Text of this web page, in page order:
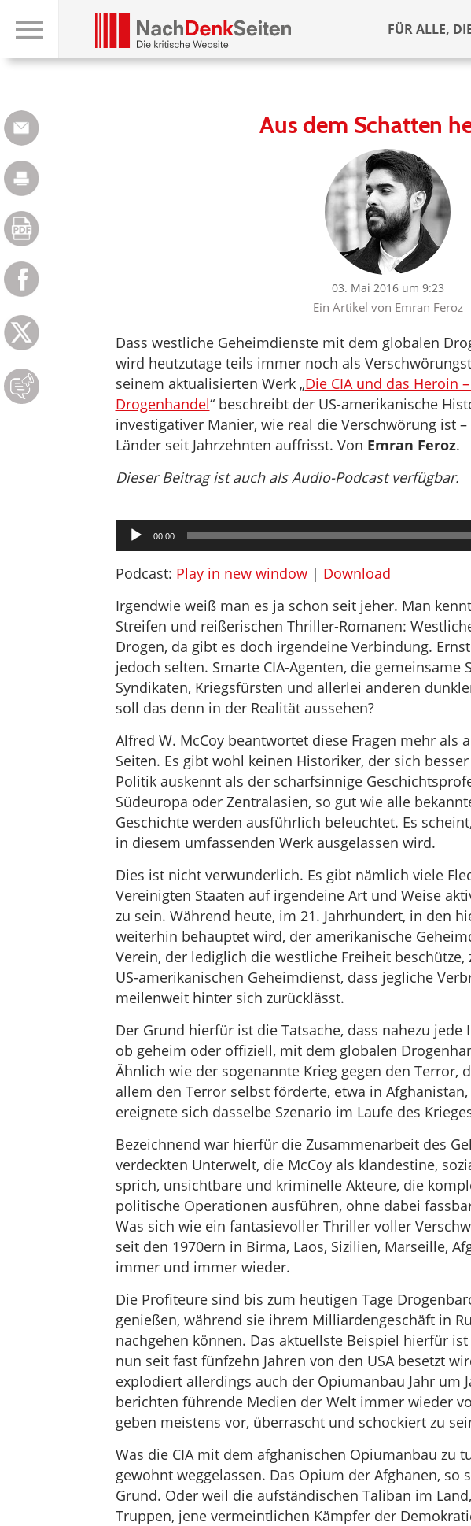
FÜR ALLE,
Aus dem Schatten
03. Mai 2016 um 9:23
Ein Artikel von Emran Feroz
Dass westliche Geheimdienste mit dem globalen
wird heutzutage teils immer noch als
seinem aktualisierten Werk „Die CIA und das Heroin
Drogenhandel“ beschreibt der US-amerikanische
investigativer Manier, wie real die Verschwörung ist
Länder seit Jahrzehnten auffrisst. Von Emran Feroz.
Dieser Beitrag ist auch als Audio-Podcast verfügbar.
Audio-
Player
00:00
Podcast: Play in new window| Download
Irgendwie weiß man es ja schon seit jeher. Man
Streifen und reißerischen Thriller-Romanen:
Drogen, da gibt es doch irgendeine Verbindung.
jedoch selten. Smarte CIA-Agenten, die gemeinsame
Syndikaten, Kriegsfürsten und allerlei anderen
soll das denn in der Realität aussehen?
Alfred W. McCoy beantwortet diese Fragen mehr als
Seiten. Es gibt wohl keinen Historiker, der sich
Politik auskennt als der scharfsinnige
Südeuropa oder Zentralasien, so gut wie alle
Geschichte werden ausführlich beleuchtet. Es
in diesem umfassenden Werk ausgelassen wird.
Dies ist nicht verwunderlich. Es gibt nämlich viele
Vereinigten Staaten auf irgendeine Art und Weise
zu sein. Während heute, im 21. Jahrhundert, in den
weiterhin behauptet wird, der amerikanische
Verein, der lediglich die westliche Freiheit
US-amerikanischen Geheimdienst, dass jegliche
meilenweit hinter sich zurücklässt.
Der Grund hierfür ist die Tatsache, dass nahezu
ob geheim oder offiziell, mit dem globalen
Ähnlich wie der sogenannte Krieg gegen den Terror,
allem den Terror selbst förderte, etwa in
ereignete sich dasselbe Szenario im Laufe des
Bezeichnend war hierfür die Zusammenarbeit des
verdeckten Unterwelt, die McCoy als klandestine,
sprich, unsichtbare und kriminelle Akteure, die
politische Operationen ausführen, ohne dabei
Was sich wie ein fantasievoller Thriller voller
seit den 1970ern in Birma, Laos, Sizilien, Marseille,
immer und immer wieder.
Die Profiteure sind bis zum heutigen Tage
genießen, während sie ihrem Milliardengeschäft in
nachgehen können. Das aktuellste Beispiel hierfür
nun seit fast fünfzehn Jahren von den USA besetzt
explodiert allerdings auch der Opiumanbau Jahr um
berichten führende Medien der Welt immer wieder
geben meistens vor, überrascht und schockiert zu
Was die CIA mit dem afghanischen Opiumanbau zu
gewohnt weggelassen. Das Opium der Afghanen, so
Grund. Oder weil die aufständischen Taliban im
Truppen, jene vermeintlichen Kämpfer der